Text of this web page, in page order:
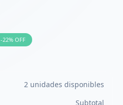
-22% OFF
2 unidades disponibles
Subtotal